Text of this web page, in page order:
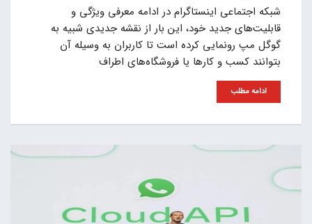
شبکه اجتماعی اینستاگرام در ادامه معرفی ویژگی و
قابلیت‌های جدید خود، این بار از نقشه جدیدی شبیه به
گوگل مپ رونمایی کرده است تا کاربران به وسیله آن
بتوانند کسب و کارها یا فروشگاه‌های اطراف
ادامه مطلب